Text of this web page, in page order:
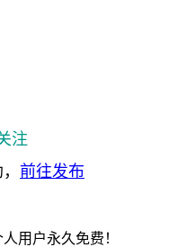
注
前往发布
用户永久免费！